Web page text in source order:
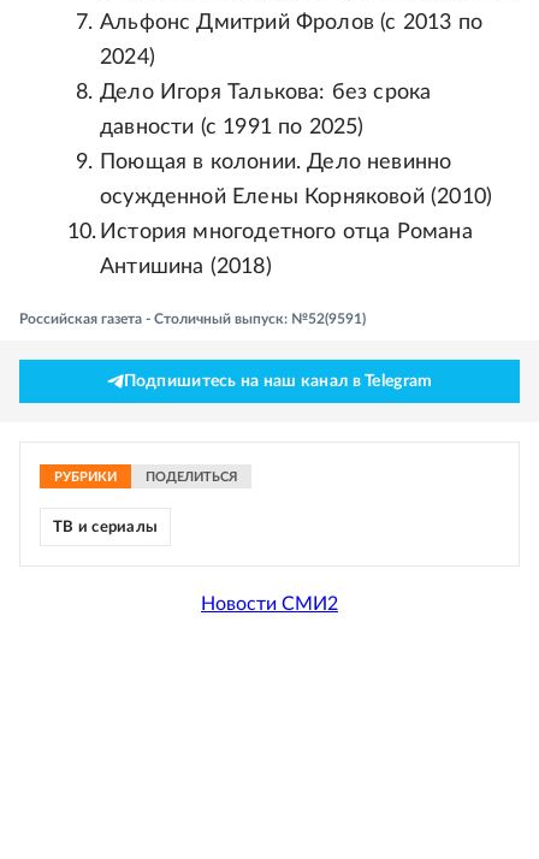
Альфонс Дмитрий Фролов (с 2013 по
2024)
Дело Игоря Талькова: без срока
давности (с 1991 по 2025)
Поющая в колонии. Дело невинно
осужденной Елены Корняковой (2010)
История многодетного отца Романа
Антишина (2018)
Российская газета - Столичный выпуск: №52(9591)
Подпишитесь на наш канал в Telegram
РУБРИКИ ПОДЕЛИТЬСЯ
ТВ и сериалы
Новости СМИ2